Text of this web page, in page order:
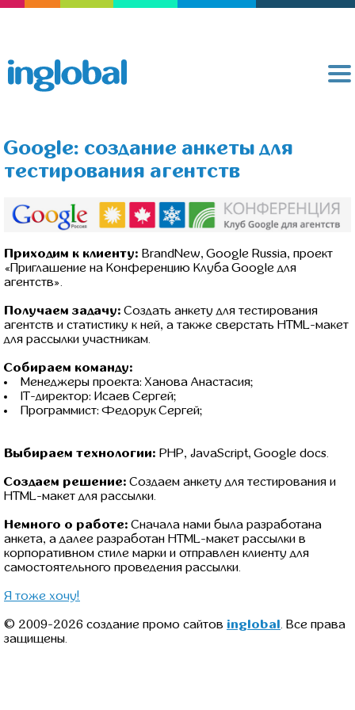
Google: создание анкеты для
тестирования агентств
Приходим к клиенту: BrandNew, Google Russia, проект
«Приглашение на Конференцию Клуба Google для
агентств».
Получаем задачу: Создать анкету для тестирования
агентств и статистику к ней, а также сверстать HTML-макет
для рассылки участникам.
Собираем команду:
Менеджеры проекта: Ханова Анастасия;
IT-директор: Исаев Сергей;
Программист: Федорук Сергей;
Выбираем технологии: PHP, JavaScript, Google docs.
Создаем решение: Создаем анкету для тестирования и
HTML-макет для рассылки.
Немного о работе: Сначала нами была разработана
анкета, а далее разработан HTML-макет рассылки в
корпоративном стиле марки и отправлен клиенту для
самостоятельного проведения рассылки.
Я тоже хочу!
© 2009-2026 создание промо сайтов inglobal . Все права
защищены.